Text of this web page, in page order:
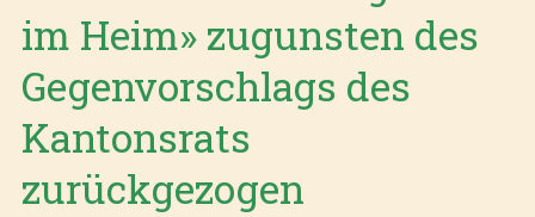
im Heim» zugunsten des
Gegenvorschlags des
Kantonsrats
zurückgezogen